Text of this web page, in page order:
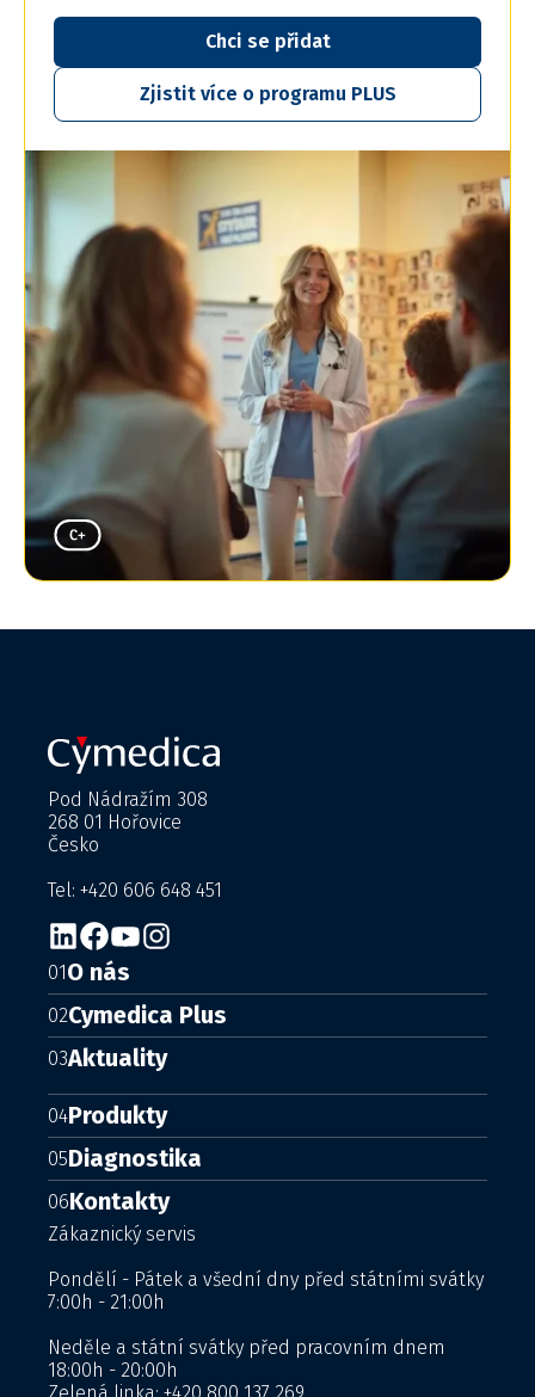
Chci se přidat
Zjistit více o programu PLUS
Pod Nádražím 308
268 01 Hořovice
Česko
Tel: +420 606 648 451
01O nás
02Cymedica Plus
03Aktuality
04Produkty
05Diagnostika
06Kontakty
Zákaznický servis
Pondělí - Pátek a všední dny před státními svátky
7:00h - 21:00h
Neděle a státní svátky před pracovním dnem
18:00h - 20:00h